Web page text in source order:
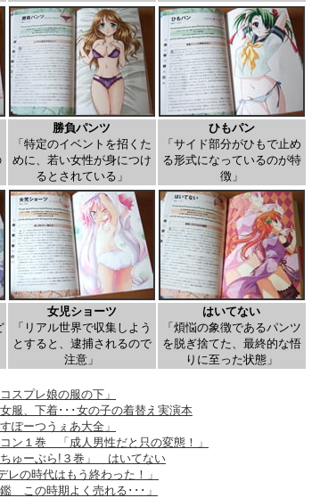
勝負パンツ
「特定のイベントを招くた
めに、若い女性が身につけ
るとされている」
ひもパン
「サイド部分がひもで止め
る形式になっているのが特
徴」
女児ショーツ
「リアル世界で収集しよう
とすると、逮捕されるので
注意」
はいてない
「煩悩の象徴であるパンツ
を脱ぎ捨てた、最終的な悟
りに至った状態」
スプレ娘の服の下」
服、下着･･･女の子の着替え実演本
ぽーつうぇあ大全」
ン１巻 「成人男性だと只の変態！」
ゅーぶら!３巻」 はいてない
の時代はもう終わった！」
この時期よく売れる･･･」